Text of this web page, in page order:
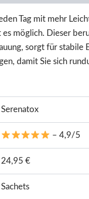
Tag mit mehr
es möglich. Dieser
sorgt für stabile
damit Sie sich
Serenatox
– 4,9/5
24,95 €
Sachets